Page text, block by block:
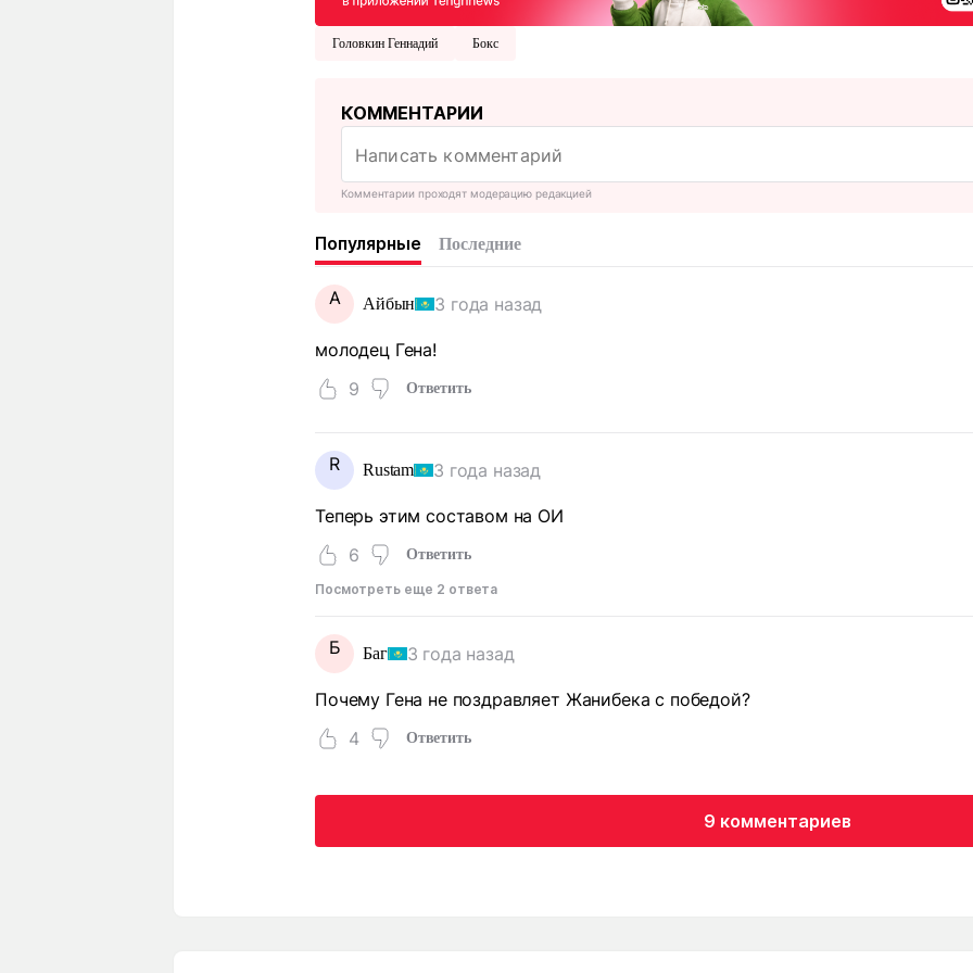
Головкин Геннадий Бокс
КОММЕНТАРИИ
Комментарии проходят модерацию редакцией
Популярные Последние
А Айбын 3 года назад
молодец Гена!
9
Ответить
R Rustam 3 года назад
Теперь этим составом на ОИ
6
Ответить
Посмотреть еще 2 ответа
Б Баг 3 года назад
Почему Гена не поздравляет Жанибека с победой?
4
Ответить
9 комментариев